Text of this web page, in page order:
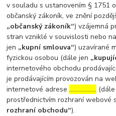
v souladu s ustanovením § 1751
občanský zákoník, ve znění
„občanský zákoník“) vzájemná
stran vzniklé v souvislosti nebo
jen „kupní smlouva“) uzavírané
fyzickou osobou (dále jen
internetového obchodu
je prodávajícím provozován na
internetové adrese………………
prostřednictvím rozhraní webové
rozhraní obchodu“).